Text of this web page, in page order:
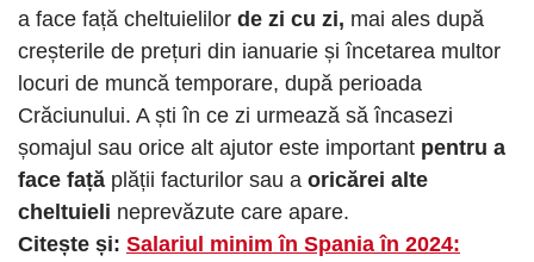
a face față cheltuielilor de zi cu zi, mai ales după
creșterile de prețuri din ianuarie și încetarea multor
locuri de muncă temporare, după perioada
Crăciunului. A ști în ce zi urmează să încasezi
șomajul sau orice alt ajutor este important pentru a
face față plății facturilor sau a oricărei alte
cheltuieli neprevăzute care apare.
Citește și: Salariul minim în Spania în 2024: